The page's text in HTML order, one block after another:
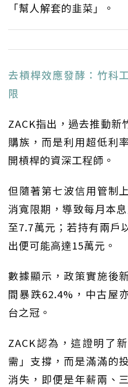
「幫人解套的韭菜」。
去槓桿效應發酵：竹科
限
ZACK指出，過去推動新
購族，而是利用超低利
開槓桿的資深工程師。
但隨著第七波信用管制
消寬限期，導致每月本
至7.7萬元；若持有兩戶
出便可能高達15萬元。
數據顯示，政策實施後
間暴跌62.4%，中古屋
台之冠。
ZACK認為，這證明了
需」支撐，而是滿滿的
消失，即便是年薪兩、